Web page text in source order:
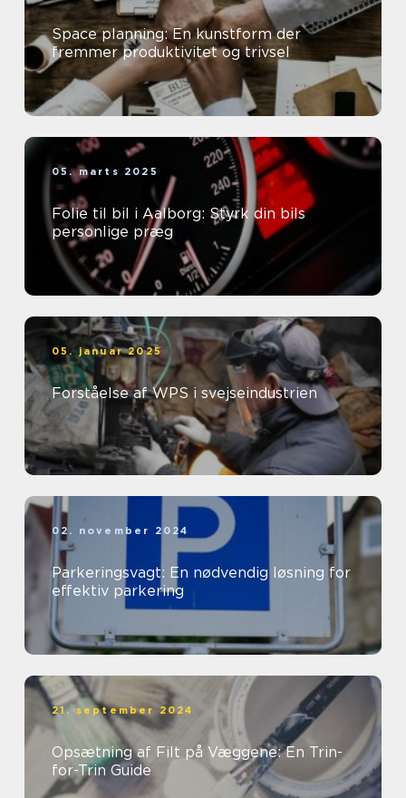
Space planning: En kunstform der
fremmer produktivitet og trivsel
05. marts 2025
Folie til bil i Aalborg: Styrk din bils
personlige præg
05. januar 2025
Forståelse af WPS i svejseindustrien
02. november 2024
Parkeringsvagt: En nødvendig løsning for
effektiv parkering
21. september 2024
Opsætning af Filt på Væggene: En Trin-
for-Trin Guide